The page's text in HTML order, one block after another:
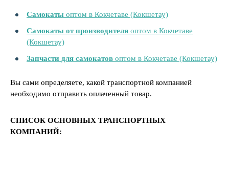
Самокаты оптом в Кокчетаве (Кокшетау)
Самокаты от производителя оптом в Кокчетаве
(Кокшетау)
Запчасти для самокатов оптом в Кокчетаве (Кокшетау)
Вы сами определяете, какой транспортной компанией
необходимо отправить оплаченный товар.
СПИСОК ОСНОВНЫХ ТРАНСПОРТНЫХ
КОМПАНИЙ: